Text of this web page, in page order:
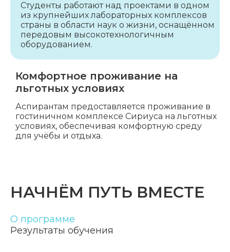
Студенты работают над проектами в одном
из крупнейших лабораторных комплексов
страны в области наук о жизни, оснащённом
передовым высокотехнологичным
оборудованием.
Комфортное проживание на
льготных условиях
Аспирантам предоставляется проживание в
гостиничном комплексе Сириуса на льготных
условиях, обеспечивая комфортную среду
для учёбы и отдыха.
НАЧНЁМ ПУТЬ ВМЕСТЕ
О программе
Результаты обучения